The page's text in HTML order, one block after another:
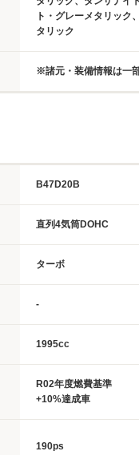
ト・グレーメタリッ
タリック
※諸元・装備情報は一
B47D20B
直列4気筒DOHC
ターボ
-
1995cc
R02年度燃費基準
+10%達成車
190ps